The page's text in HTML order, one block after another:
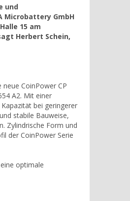
und
Microbattery GmbH
15 am
Herbert Schein,
CoinPower CP
A2. Mit einer
bei geringerer
stabile Bauweise,
Zylindrische Form und
der CoinPower Serie
optimale